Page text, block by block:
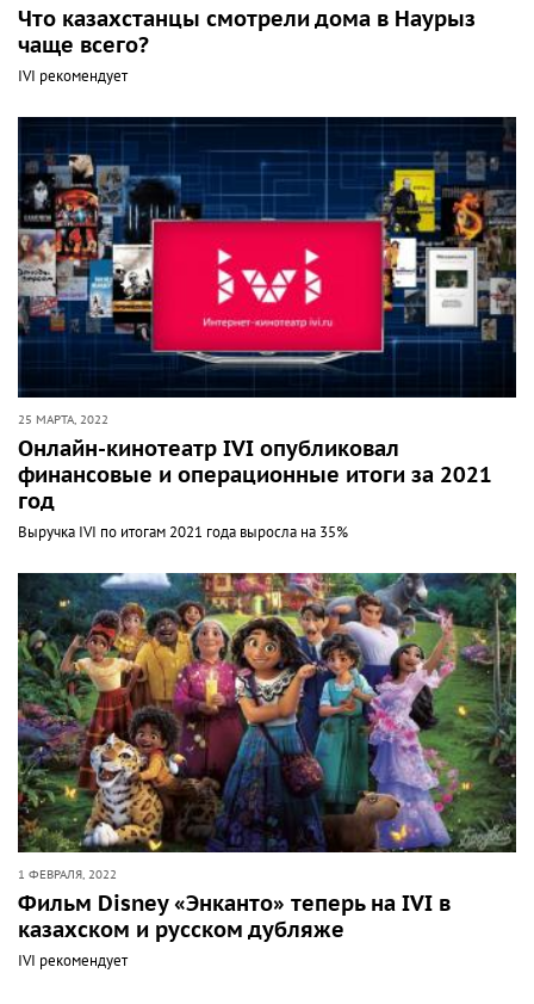
Что казахстанцы смотрели дома в Наурыз
чаще всего?
IVI рекомендует
25 МАРТА, 2022
Онлайн-кинотеатр IVI опубликовал
финансовые и операционные итоги за 2021
год
Выручка IVI по итогам 2021 года выросла на 35%
1 ФЕВРАЛЯ, 2022
Фильм Disney «Энканто» теперь на IVI в
казахском и русском дубляже
IVI рекомендует